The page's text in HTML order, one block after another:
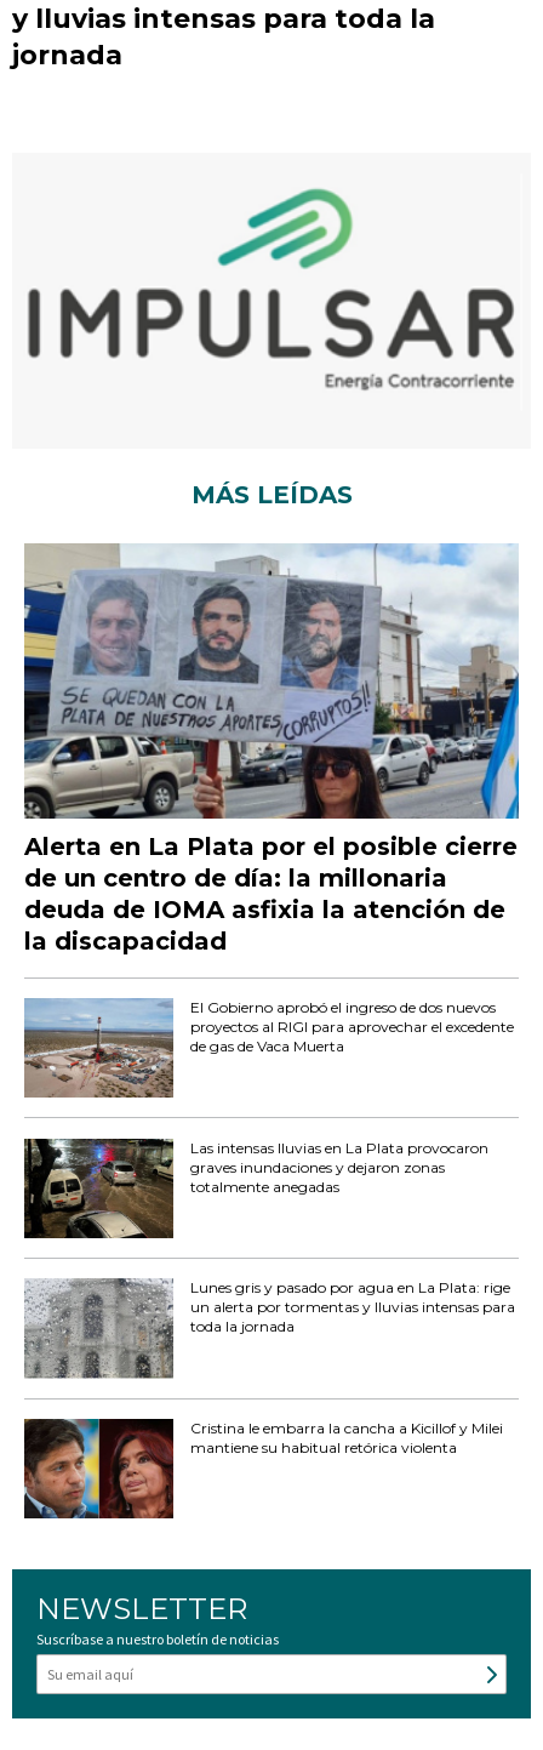
y lluvias intensas para toda la
jornada
MÁS LEÍDAS
Alerta en La Plata por el posible cierre
de un centro de día: la millonaria
deuda de IOMA asfixia la atención de
la discapacidad
El Gobierno aprobó el ingreso de dos nuevos
proyectos al RIGI para aprovechar el excedente
de gas de Vaca Muerta
Las intensas lluvias en La Plata provocaron
graves inundaciones y dejaron zonas
totalmente anegadas
Lunes gris y pasado por agua en La Plata: rige
un alerta por tormentas y lluvias intensas para
toda la jornada
Cristina le embarra la cancha a Kicillof y Milei
mantiene su habitual retórica violenta
NEWSLETTER
Suscríbase a nuestro boletín de noticias